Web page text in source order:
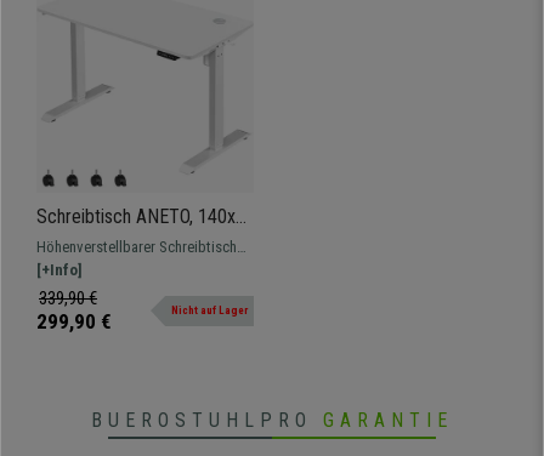
Schreibtisch ANETO, 140x
60x (73,5-119) cm, modern
und vielseitig, Metallgestell,
höhenverstellbar, Weiß
Höhenverstellbarer Schreibtisch
mit Höhenspeicherfunktion und
Metallgestell.
[+Info]
339,90 €
299,90 € Nicht auf Lager
BUEROSTUHLPRO GARANTIE